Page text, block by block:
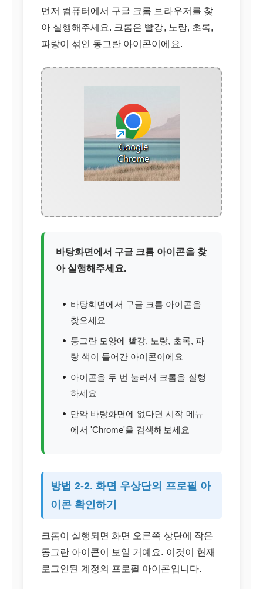
먼저 컴퓨터에서 구글 크롬 브라우저를 찾
아 실행해주세요. 크롬은 빨강, 노랑, 초록,
파랑이 섞인 동그란 아이콘이에요.
바탕화면에서 구글 크롬 아이콘을 찾
아 실행해주세요.
바탕화면에서 구글 크롬 아이콘을
찾으세요
동그란 모양에 빨강, 노랑, 초록, 파
랑 색이 들어간 아이콘이에요
아이콘을 두 번 눌러서 크롬을 실행
하세요
만약 바탕화면에 없다면 시작 메뉴
에서 'Chrome'을 검색해보세요
방법 2-2. 화면 우상단의 프로필 아
이콘 확인하기
크롬이 실행되면 화면 오른쪽 상단에 작은
동그란 아이콘이 보일 거예요. 이것이 현재
로그인된 계정의 프로필 아이콘입니다.